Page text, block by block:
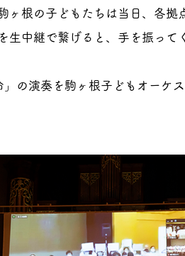
ヶ根の子どもたちは当日、各拠
生中継で繋げると、手を振って
の演奏を駒ヶ根子どもオーケ